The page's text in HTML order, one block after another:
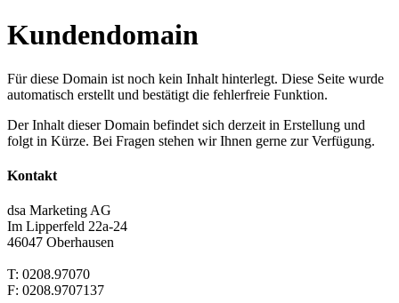
Kundendomain
Für diese Domain ist noch kein Inhalt hinterlegt. Diese Seite wurde
automatisch erstellt und bestätigt die fehlerfreie Funktion.
Der Inhalt dieser Domain befindet sich derzeit in Erstellung und
folgt in Kürze. Bei Fragen stehen wir Ihnen gerne zur Verfügung.
Kontakt
dsa Marketing AG
Im Lipperfeld 22a-24
46047 Oberhausen
T: 0208.97070
F: 0208.9707137